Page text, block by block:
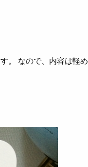
。 なので、内容は軽め